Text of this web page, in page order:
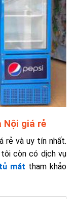
Nội giá rẻ
rẻ và uy tín nhất.
còn có dịch vụ
mát tham khảo